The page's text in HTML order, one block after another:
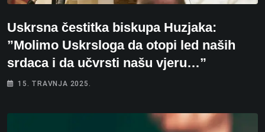
Uskrsna čestitka biskupa Huzjaka:
”Molimo Uskrsloga da otopi led naših
srdaca i da učvrsti našu vjeru…”
15. TRAVNJA 2025.